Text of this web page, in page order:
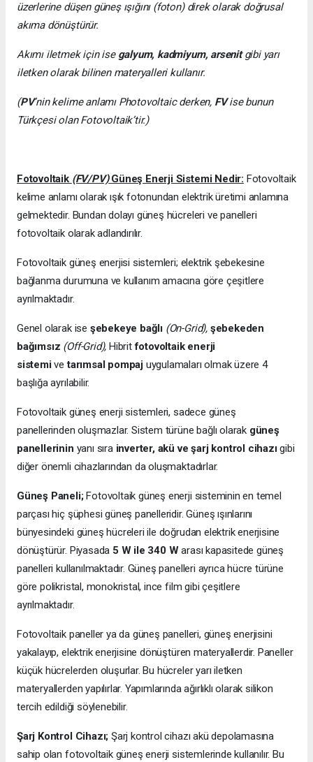
üzerlerine düşen güneş ışığını (foton) direk olarak doğrusal
akıma dönüştürür.
Akımı iletmek için ise galyum, kadmiyum, arsenitgibi yarı
iletken olarak bilinen materyalleri kullanır.
(PV’nin kelime anlamı Photovoltaic derken, FVise bunun
Türkçesi olan Fotovoltaik’tir.)
Fotovoltaik (FV/PV)Güneş Enerji Sistemi Nedir: Fotovoltaik
kelime anlamı olarak ışık fotonundan elektrik üretimi anlamına
gelmektedir. Bundan dolayı güneş hücreleri ve panelleri
fotovoltaik olarak adlandırılır.
Fotovoltaik güneş enerjisi sistemleri; elektrik şebekesine
bağlanma durumuna ve kullanım amacına göre çeşitlere
ayrılmaktadır.
Genel olarak ise şebekeye bağlı (On-Grid), şebekeden
bağımsız (Off-Grid), Hibritfotovoltaik enerji
sistemivetarımsal pompaj uygulamaları olmak üzere 4
başlığa ayrılabilir.
Fotovoltaik güneş enerji sistemleri, sadece güneş
panellerinden oluşmazlar. Sistem türüne bağlı olarak güneş
panellerinin yanı sıra inverter, akü ve şarj kontrol cihazıgibi
diğer önemli cihazlarından da oluşmaktadırlar.
Güneş Paneli;Fotovoltaik güneş enerji sisteminin en temel
parçası hiç şüphesi güneş panelleridir. Güneş ışınlarını
bünyesindeki güneş hücreleri ile doğrudan elektrik enerjisine
dönüştürür. Piyasada 5 W ile 340 Warası kapasitede güneş
panelleri kullanılmaktadır. Güneş panelleri ayrıca hücre türüne
göre polikristal, monokristal, ince film gibi çeşitlere
ayrılmaktadır.
Fotovoltaik paneller ya da güneş panelleri, güneş enerjisini
yakalayıp, elektrik enerjisine dönüştüren materyallerdir. Paneller
küçük hücrelerden oluşurlar. Bu hücreler yarı iletken
materyallerden yapılırlar. Yapımlarında ağırlıklı olarak silikon
tercih edildiği söylenebilir.
Şarj Kontrol Cihazı; Şarj kontrol cihazı akü depolamasına
sahip olan fotovoltaik güneş enerji sistemlerinde kullanılır. Bu